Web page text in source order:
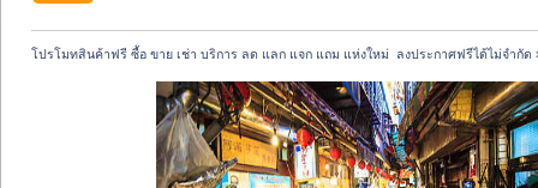
โปรโมทสินค้าฟรี ซื้อ ขาย เช่า บริการ ลด แลก แจก แถม แห่งใหม่  ลงประกาศฟรีได้ไม่จำกัด